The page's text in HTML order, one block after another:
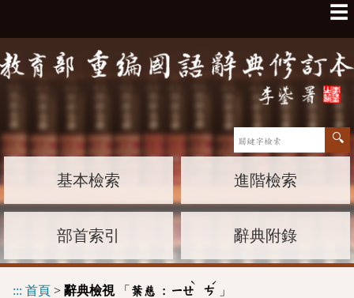
☰
基本檢索 進階檢索
部首索引 辭典附錄
::: 首頁 > 辭典檢視「 葉慈 : ㄧㄝ
ˋ
ㄘ
ˊ
」